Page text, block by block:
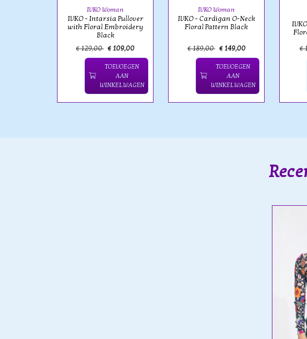
IVKO Woman
IVKO - Intarsia Pullover
with Floral Embroidery
Black
€ 129,00 € 109,00
TOEVOEGEN
AAN
WINKELWAGEN
IVKO Woman
IVKO - Cardigan O-Neck
Floral Pattern Black
€ 189,00 € 149,00
TOEVOEGEN
AAN
WINKELWAGEN
€